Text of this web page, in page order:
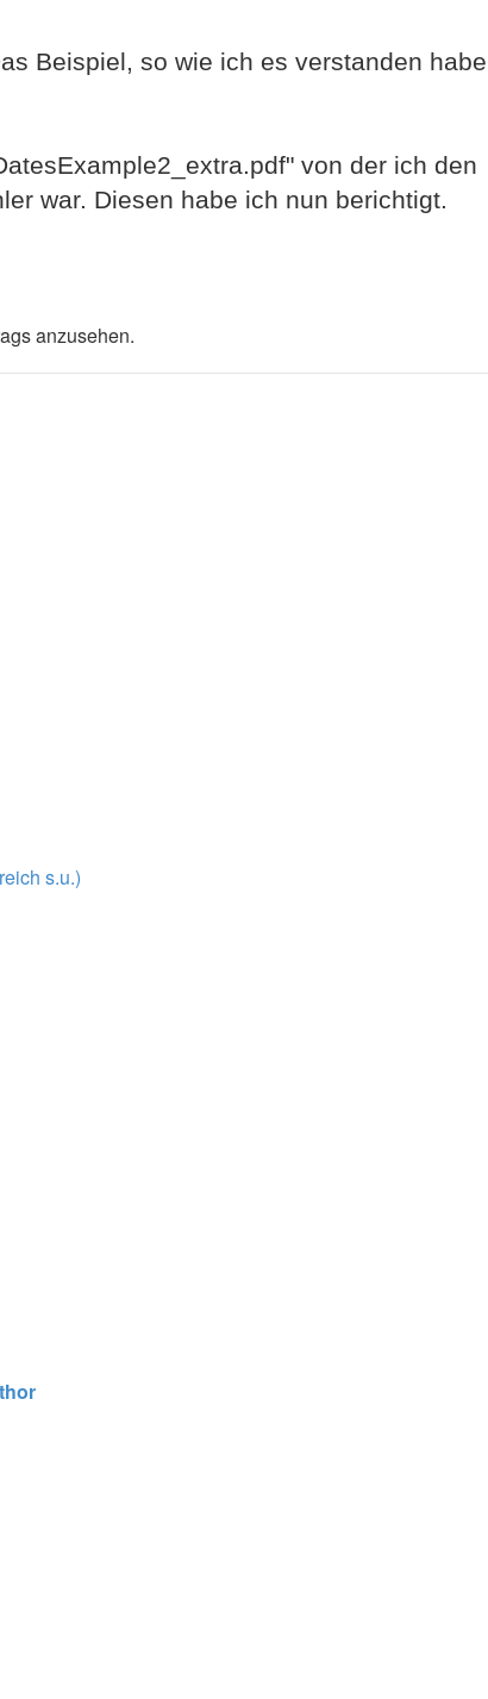
Beispiel, so wie ich es verstanden
von der ich den
war. Diesen habe ich nun berichtigt.
anzusehen.
s.u.)